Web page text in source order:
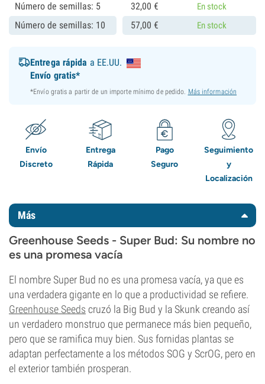
Número de semillas: 5 32,00 € En stock
Número de semillas: 10 57,00 € En stock
Entrega rápida a EE.UU.
Envío gratis*
*Envío gratis a partir de un importe mínimo de pedido. Más información
Envío
Discreto
Entrega
Rápida
Pago
Seguro
Seguimiento
y
Localización
Más
Greenhouse Seeds - Super Bud: Su nombre no
es una promesa vacía
El nombre Super Bud no es una promesa vacía, ya que es
una verdadera gigante en lo que a productividad se refiere.
Greenhouse Seeds cruzó la Big Bud y la Skunk creando así
un verdadero monstruo que permanece más bien pequeño,
pero que se ramifica muy bien. Sus fornidas plantas se
adaptan perfectamente a los métodos SOG y ScrOG, pero en
el exterior también prosperan.